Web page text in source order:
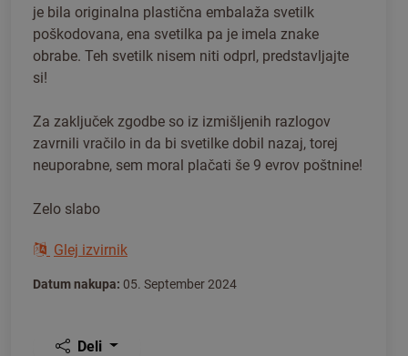
je bila originalna plastična embalaža svetilk
poškodovana, ena svetilka pa je imela znake
obrabe. Teh svetilk nisem niti odprl, predstavljajte
si!
Za zaključek zgodbe so iz izmišljenih razlogov
zavrnili vračilo in da bi svetilke dobil nazaj, torej
neuporabne, sem moral plačati še 9 evrov poštnine!
Zelo slabo
Glej izvirnik
Datum nakupa: 05. September 2024
Deli